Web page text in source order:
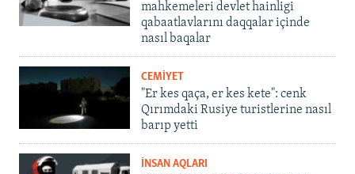
mahkemeleri devlet hainligi
qabaatlavlarını daqqalar içinde
nasıl baqalar
CEMİYET
"Er kes qaça, er kes kete": cenk
Qırımdaki Rusiye turistlerine nasıl
barıp yetti
İNSAN AQLARI